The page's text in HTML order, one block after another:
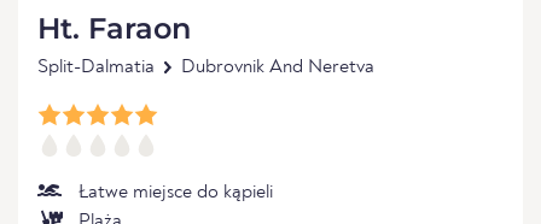
Ht. Faraon
Split-Dalmatia Dubrovnik And Neretva
Łatwe miejsce do kąpieli